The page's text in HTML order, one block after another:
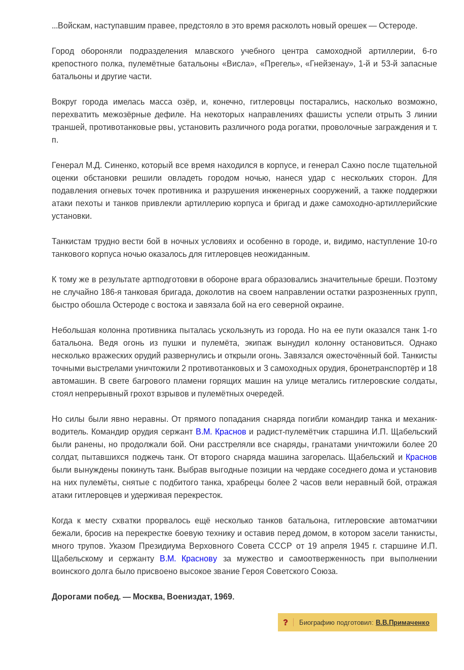
...Войскам, наступавшим правее, предстояло в это время расколоть новый орешек — Остероде.
Город обороняли подразделения млавского учебного центра самоходной артиллерии, 6-го
крепостного полка, пулемётные батальоны «Висла», «Прегель», «Гнейзенау», 1-й и 53-й запасные
батальоны и другие части.
Вокруг города имелась масса озёр, и, конечно, гитлеровцы постарались, насколько возможно,
перехватить межозёрные дефиле. На некоторых направлениях фашисты успели отрыть 3 линии
траншей, противотанковые рвы, установить различного рода рогатки, проволочные заграждения и т.
п.
Генерал М.Д. Синенко, который все время находился в корпусе, и генерал Сахно после тщательной
оценки обстановки решили овладеть городом ночью, нанеся удар с нескольких сторон. Для
подавления огневых точек противника и разрушения инженерных сооружений, а также поддержки
атаки пехоты и танков привлекли артиллерию корпуса и бригад и даже самоходно-артиллерийские
установки.
Танкистам трудно вести бой в ночных условиях и особенно в городе, и, видимо, наступление 10-го
танкового корпуса ночью оказалось для гитлеровцев неожиданным.
К тому же в результате артподготовки в обороне врага образовались значительные бреши. Поэтому
не случайно 186-я танковая бригада, доколотив на своем направлении остатки разрозненных групп,
быстро обошла Остероде с востока и завязала бой на его северной окраине.
Небольшая колонна противника пыталась ускользнуть из города. Но на ее пути оказался танк 1-го
батальона. Ведя огонь из пушки и пулемёта, экипаж вынудил колонну остановиться. Однако
несколько вражеских орудий развернулись и открыли огонь. Завязался ожесточённый бой. Танкисты
точными выстрелами уничтожили 2 противотанковых и 3 самоходных орудия, бронетранспортёр и 18
автомашин. В свете багрового пламени горящих машин на улице метались гитлеровские солдаты,
стоял непрерывный грохот взрывов и пулемётных очередей.
Но силы были явно неравны. От прямого попадания снаряда погибли командир танка и механик-
водитель. Командир орудия сержант В.М. Краснов и радист-пулемётчик старшина И.П. Щабельский
были ранены, но продолжали бой. Они расстреляли все снаряды, гранатами уничтожили более 20
солдат, пытавшихся поджечь танк. От второго снаряда машина загорелась. Щабельский и Краснов
были вынуждены покинуть танк. Выбрав выгодные позиции на чердаке соседнего дома и установив
на них пулемёты, снятые с подбитого танка, храбрецы более 2 часов вели неравный бой, отражая
атаки гитлеровцев и удерживая перекресток.
Когда к месту схватки прорвалось ещё несколько танков батальона, гитлеровские автоматчики
бежали, бросив на перекрестке боевую технику и оставив перед домом, в котором засели танкисты,
много трупов. Указом Президиума Верховного Совета СССР от 19 апреля 1945 г. старшине И.П.
Щабельскому и сержанту В.М. Краснову за мужество и самоотверженность при выполнении
воинского долга было присвоено высокое звание Героя Советского Союза.
Дорогами побед. — Москва, Воениздат, 1969.
Биографию подготовил: В.В.Примаченко